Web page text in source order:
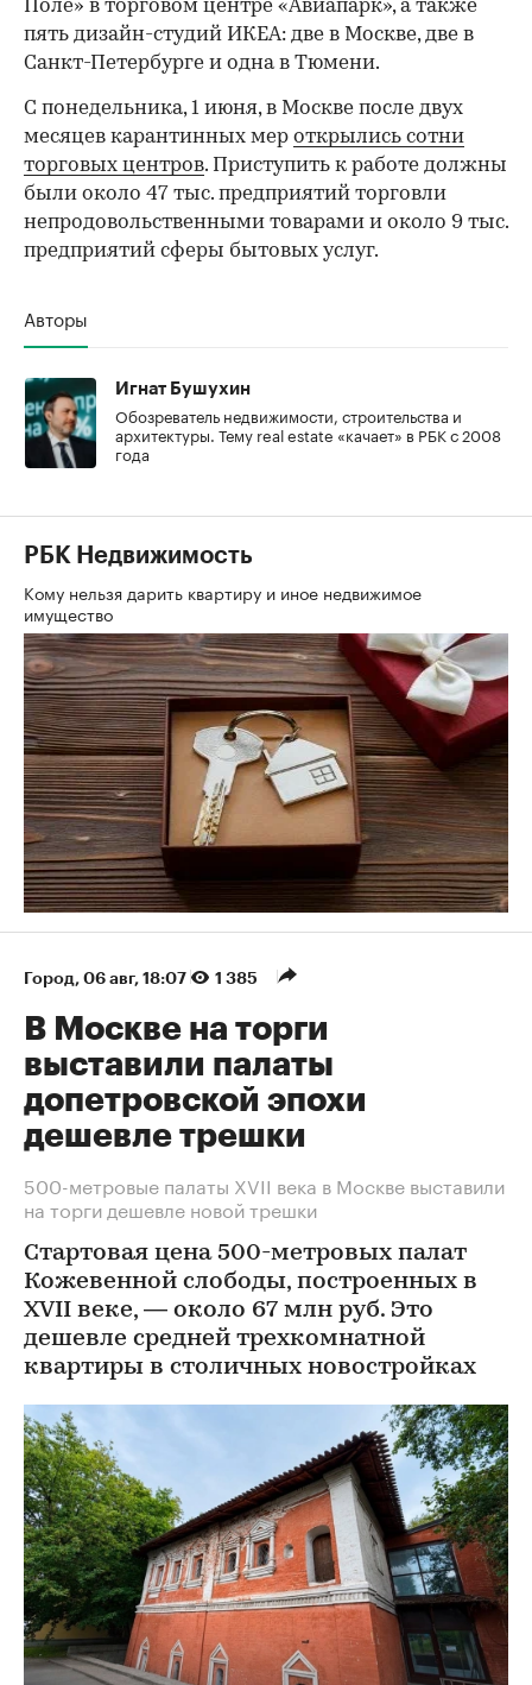
Поле» в торговом центре «Авиапарк», а также
пять дизайн-студий ИКЕА: две в Москве, две в
Санкт-Петербурге и одна в Тюмени.
С понедельника, 1 июня, в Москве после двух
месяцев карантинных мер открылись сотни
торговых центров. Приступить к работе должны
были около 47 тыс. предприятий торговли
непродовольственными товарами и около 9 тыс.
предприятий сферы бытовых услуг.
Авторы
Игнат Бушухин
Обозреватель недвижимости, строительства и
архитектуры. Тему real estate «качает» в РБК с 2008
года
РБК Недвижимость
Кому нельзя дарить квартиру и иное недвижимое
имущество
Город⁠, 06 авг, 18:07 1 385
В Москве на торги
выставили палаты
допетровской эпохи
дешевле трешки
500-метровые палаты XVII века в Москве выставили
на торги дешевле новой трешки
Стартовая цена 500-метровых палат
Кожевенной слободы, построенных в
XVII веке, — около 67 млн руб. Это
дешевле средней трехкомнатной
квартиры в столичных новостройках